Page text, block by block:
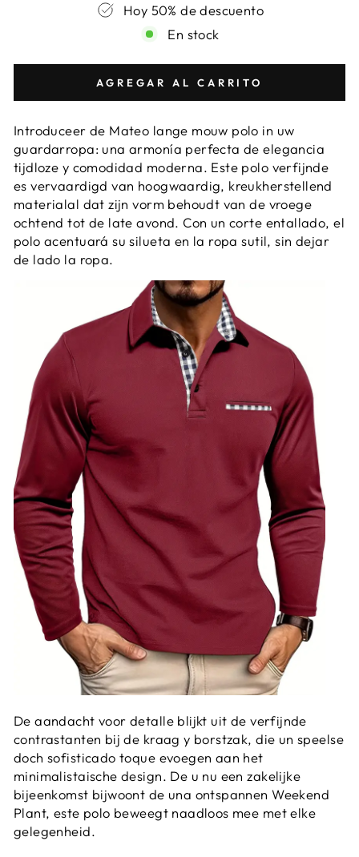
Hoy 50% de descuento
En stock
AGREGAR AL CARRITO
Introduceer de Mateo lange mouw polo in uw
guardarropa: una armonía perfecta de elegancia
tijdloze y comodidad moderna. Este polo verfijnde
es vervaardigd van hoogwaardig, kreukherstellend
materialal dat zijn vorm behoudt van de vroege
ochtend tot de late avond. Con un corte entallado, el
polo acentuará su silueta en la ropa sutil, sin dejar
de lado la ropa.
De aandacht voor detalle blijkt uit de verfijnde
contrastanten bij de kraag y borstzak, die un speelse
doch sofisticado toque evoegen aan het
minimalistaische design. De u nu een zakelijke
bijeenkomst bijwoont de una ontspannen Weekend
Plant, este polo beweegt naadloos mee met elke
gelegenheid.